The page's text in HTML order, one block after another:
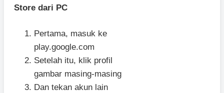
Store dari PC
Pertama, masuk ke
play.google.com
Setelah itu, klik profil
gambar masing-masing
Dan tekan akun lain